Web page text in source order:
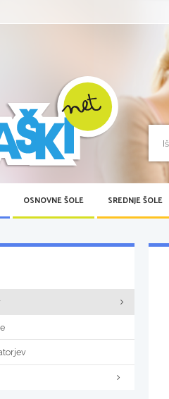
OSNOVNE ŠOLE SREDNJE ŠOLE